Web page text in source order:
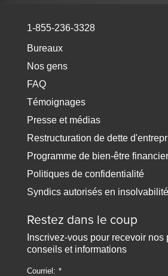
1-855-236-3328
Bureaux
Nos gens
FAQ
Témoignages
Presse et médias
Restructuration de dette
Programme de bien-être financier
Politiques de confidentialité
Syndics autorisés en insolvabilité
Restez dans le coup
Inscrivez-vous pour recevoir nos
conseils et informations
Courriel: